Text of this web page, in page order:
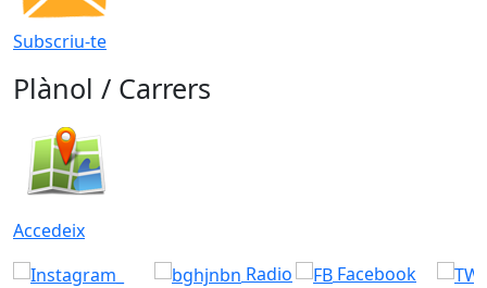
Subscriu-te
Plànol / Carrers
Accedeix
Radio
Facebook